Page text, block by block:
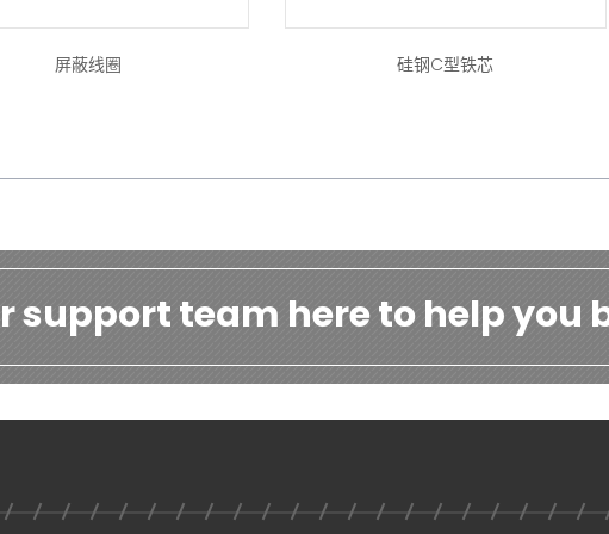
屏蔽线圈 硅钢C型铁芯
support team here to help you